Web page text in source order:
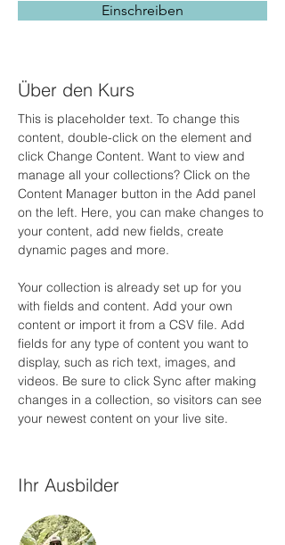
Einschreiben
Über den Kurs
This is placeholder text. To change this
content, double-click on the element and
click Change Content. Want to view and
manage all your collections? Click on the
Content Manager button in the Add panel
on the left. Here, you can make changes to
your content, add new fields, create
dynamic pages and more.
Your collection is already set up for you
with fields and content. Add your own
content or import it from a CSV file. Add
fields for any type of content you want to
display, such as rich text, images, and
videos. Be sure to click Sync after making
changes in a collection, so visitors can see
your newest content on your live site.
Ihr Ausbilder